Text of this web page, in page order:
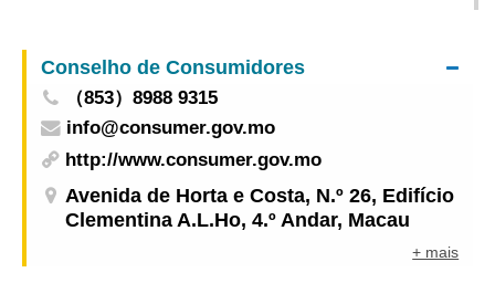
electrónicas e informações de instituições
financeiras fraudulentas
Conselho de Consumidores
（853）8988 9315
info@consumer.gov.mo
http://www.consumer.gov.mo
Avenida de Horta e Costa, N.º 26, Edifício
Clementina A.L.Ho, 4.º Andar, Macau
+ mais